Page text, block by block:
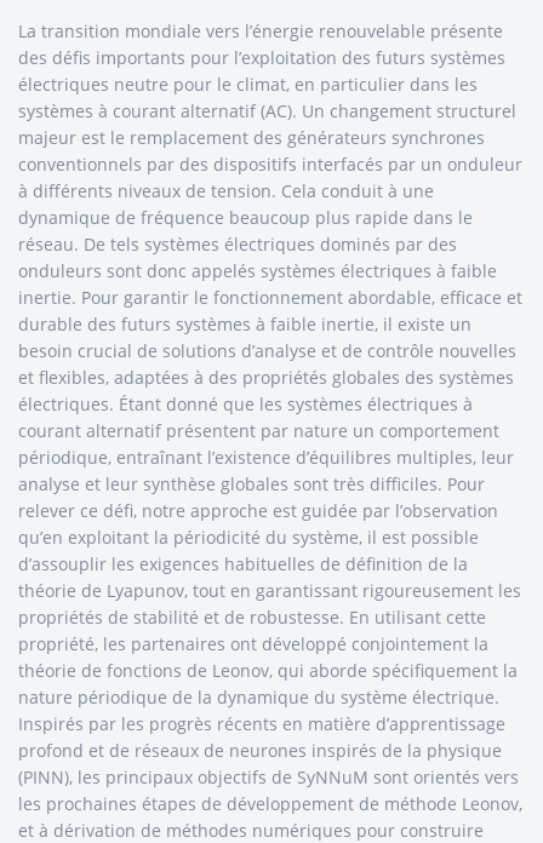
La transition mondiale vers l’énergie renouvelable présente
des défis importants pour l’exploitation des futurs systèmes
électriques neutre pour le climat, en particulier dans les
systèmes à courant alternatif (AC). Un changement structurel
majeur est le remplacement des générateurs synchrones
conventionnels par des dispositifs interfacés par un onduleur
à différents niveaux de tension. Cela conduit à une
dynamique de fréquence beaucoup plus rapide dans le
réseau. De tels systèmes électriques dominés par des
onduleurs sont donc appelés systèmes électriques à faible
inertie. Pour garantir le fonctionnement abordable, efficace et
durable des futurs systèmes à faible inertie, il existe un
besoin crucial de solutions d’analyse et de contrôle nouvelles
et flexibles, adaptées à des propriétés globales des systèmes
électriques. Étant donné que les systèmes électriques à
courant alternatif présentent par nature un comportement
périodique, entraînant l’existence d’équilibres multiples, leur
analyse et leur synthèse globales sont très difficiles. Pour
relever ce défi, notre approche est guidée par l’observation
qu’en exploitant la périodicité du système, il est possible
d’assouplir les exigences habituelles de définition de la
théorie de Lyapunov, tout en garantissant rigoureusement les
propriétés de stabilité et de robustesse. En utilisant cette
propriété, les partenaires ont développé conjointement la
théorie de fonctions de Leonov, qui aborde spécifiquement la
nature périodique de la dynamique du système électrique.
Inspirés par les progrès récents en matière d’apprentissage
profond et de réseaux de neurones inspirés de la physique
(PINN), les principaux objectifs de SyNNuM sont orientés vers
les prochaines étapes de développement de méthode Leonov,
et à dérivation de méthodes numériques pour construire